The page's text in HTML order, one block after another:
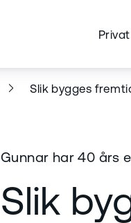
Privat
Slik bygges
Gunnar har 40 års
Slik